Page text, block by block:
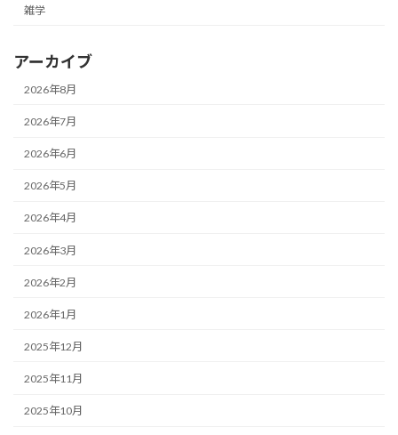
雑学
アーカイブ
2026年8月
2026年7月
2026年6月
2026年5月
2026年4月
2026年3月
2026年2月
2026年1月
2025年12月
2025年11月
2025年10月